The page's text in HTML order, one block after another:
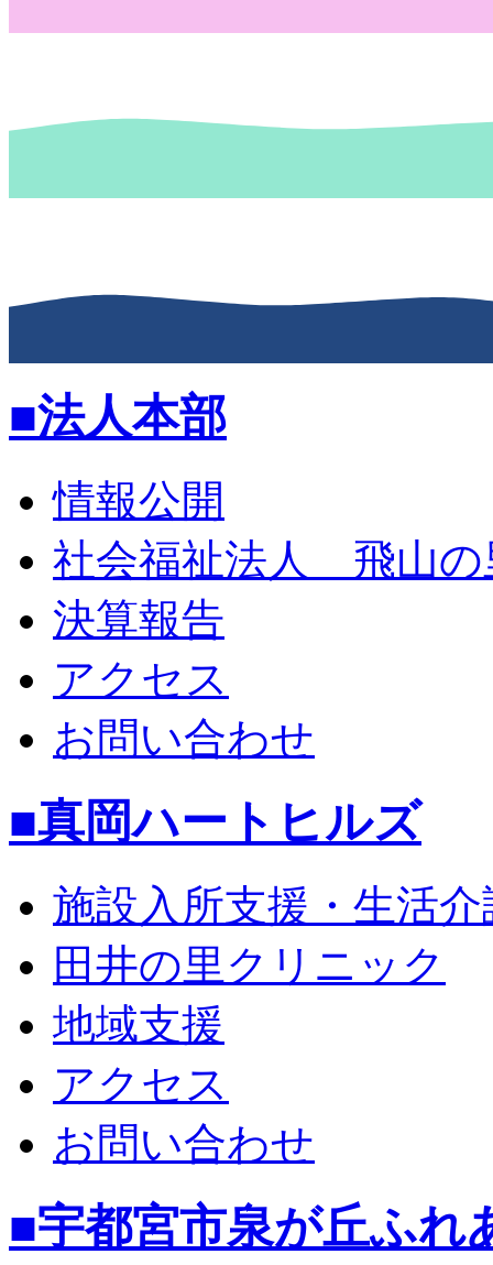
■法人本部
情報公開
社会福祉法人 飛山の
決算報告
アクセス
お問い合わせ
■真岡ハートヒルズ
施設入所支援・生活
田井の里クリニック
地域支援
アクセス
お問い合わせ
■宇都宮市泉が丘ふれ